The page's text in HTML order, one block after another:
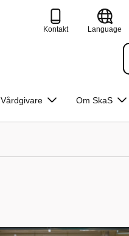
Kontakt Language
Vårdgivare Om SkaS